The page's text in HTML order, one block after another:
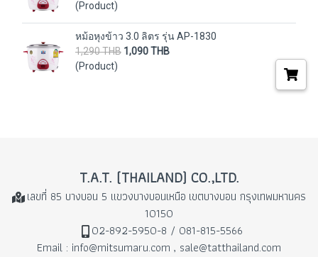
(Product)
หม้อหุงข้าว 3.0 ลิตร รุ่น AP-1830
1,290 THB 1,090 THB
(Product)
T.A.T. (THAILAND) CO.,LTD.
เลขที่ 85 บางบอน 5 แขวงบางบอนเหนือ เขตบางบอน กรุงเทพมหานคร
10150
02-892-5950-8 / 081-815-5566
Email : info@mitsumaru.com , sale@tatthailand.com